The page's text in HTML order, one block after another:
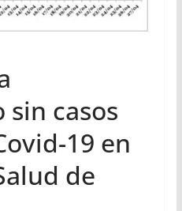
casos
19 en
de